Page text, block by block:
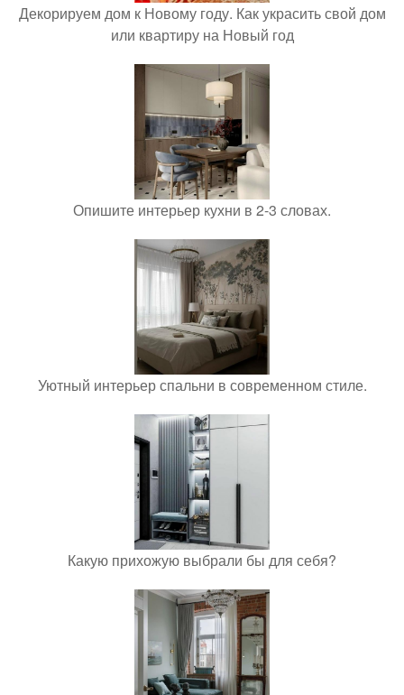
Декорируем дом к Новому году. Как украсить свой дом
или квартиру на Новый год
Опишите интерьер кухни в 2-3 словах.
Уютный интерьер спальни в современном стиле.
Какую прихожую выбрали бы для себя?